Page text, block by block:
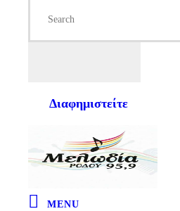
Διαφημιστείτε
MENU